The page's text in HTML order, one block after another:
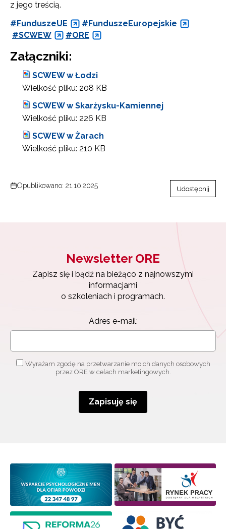
z jego treścią.
#FunduszeUE
#FunduszeEuropejskie
#SCWEW
#ORE
Załączniki:
SCWEW w Łodzi
Wielkość pliku: 208 KB
SCWEW w Skarżysku-Kamiennej
Wielkość pliku: 226 KB
SCWEW w Żarach
Wielkość pliku: 210 KB
Opublikowano: 21.10.2025 Udostępnij
Newsletter ORE
Zapisz się i bądź na bieżąco z najnowszymi
informacjami
o szkoleniach i programach.
Adres e-mail:
Wyrażam zgodę na przetwarzanie moich danych osobowych
przez ORE w celach marketingowych.
Zapisuję się